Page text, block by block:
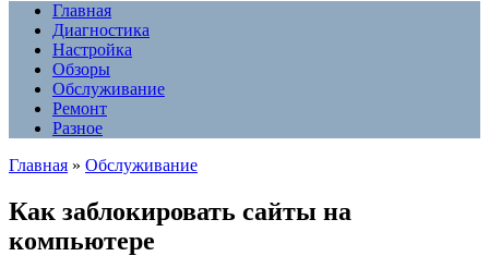
Главная
Диагностика
Настройка
Обзоры
Обслуживание
Ремонт
Разное
Главная » Обслуживание
Как заблокировать сайты на
компьютере